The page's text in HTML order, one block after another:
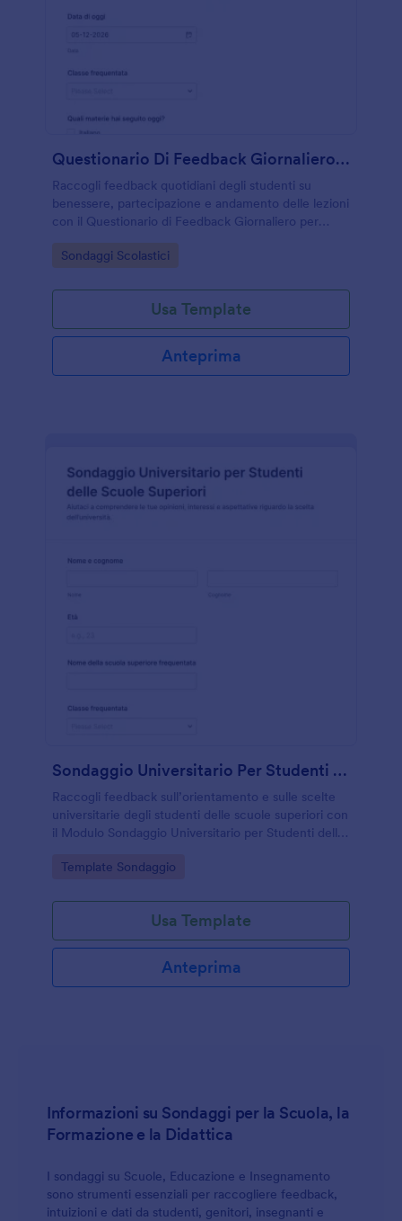
Questionario Di Feedback Giornaliero Studente
Raccogli feedback quotidiani degli studenti su
benessere, partecipazione e andamento delle lezioni
con il Questionario di Feedback Giornaliero per
Studenti, utile per scuole, docenti, tutor e servizi di
doposcuola.
Go to Category:
Sondaggi Scolastici
Usa Template
Anteprima
Sondaggio Universitario Per Studenti Delle Scuole Superiori
Raccogli feedback sull’orientamento e sulle scelte
universitarie degli studenti delle scuole superiori con
il Modulo Sondaggio Universitario per Studenti delle
educativi che vogliono migliorare la raccolta dati.
Go to Category:
Template Sondaggio
Usa Template
Anteprima
Informazioni su Sondaggi per la Scuola, la
Formazione e la Didattica
I sondaggi su Scuole, Educazione e Insegnamento
sono strumenti essenziali per raccogliere feedback,
intuizioni e dati da studenti, genitori, insegnanti e